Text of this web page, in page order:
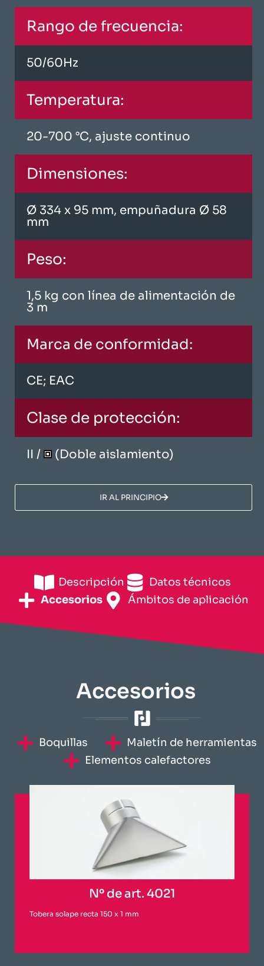
Rango de frecuencia:
50/60Hz
Temperatura:
20-700 °C, ajuste continuo
Dimensiones:
Ø 334 x 95 mm, empuñadura Ø 58
mm
Peso:
1,5 kg con línea de alimentación de
3 m
Marca de conformidad:
CE; EAC
Clase de protección:
II / (Doble aislamiento)
​IR AL PRINCIPIO​
Descripción
​Datos técnicos​
Accesorios
​Ámbitos de aplicación​
Accesorios
​Boquillas
Maletín de herramientas
​Elementos calefactores​
Nº de art. 4021
Tobera solape recta 150 x 1 mm